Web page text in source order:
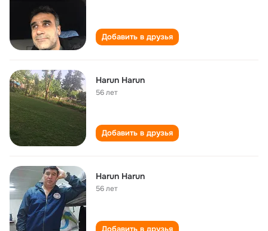
Добавить в друзья
Harun Harun
56 лет
Добавить в друзья
Harun Harun
56 лет
Добавить в друзья